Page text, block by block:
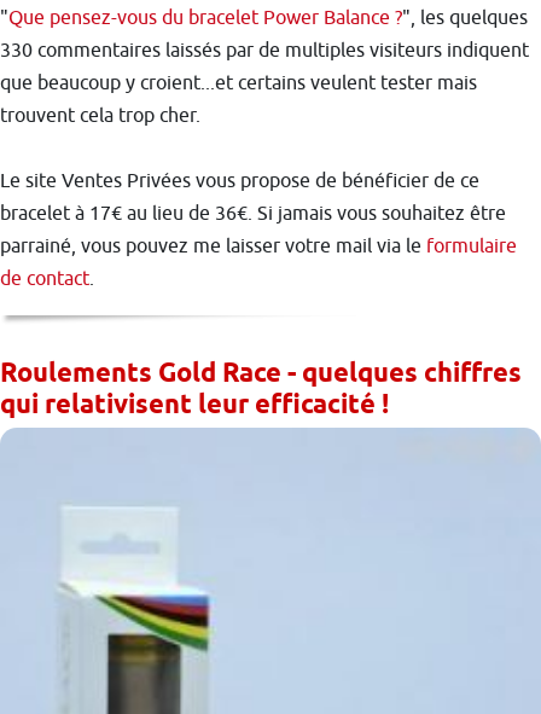
"Que pensez-vous du bracelet Power Balance ?", les quelques
330 commentaires laissés par de multiples visiteurs indiquent
que beaucoup y croient...et certains veulent tester mais
trouvent cela trop cher.
Le site Ventes Privées vous propose de bénéficier de ce
bracelet à 17€ au lieu de 36€. Si jamais vous souhaitez être
parrainé, vous pouvez me laisser votre mail via le formulaire
de contact.
Roulements Gold Race - quelques chiffres
qui relativisent leur efficacité !